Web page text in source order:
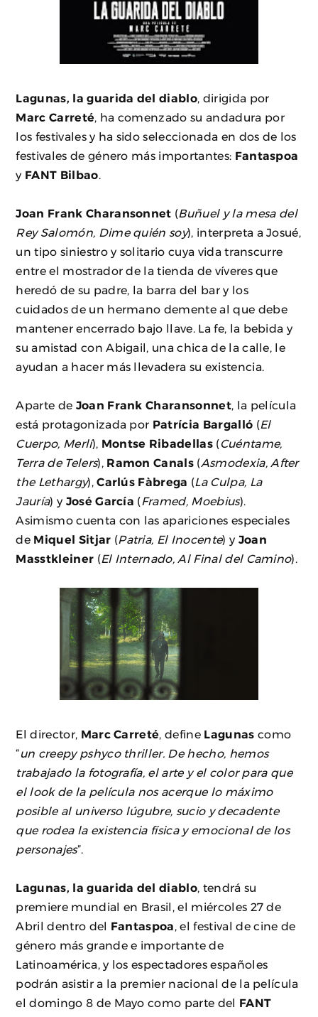
Lagunas, la guarida del diablo , dirigida por
Marc Carreté , ha comenzado su andadura por
los festivales y ha sido seleccionada en dos de los
festivales de género más importantes: Fantaspoa
y FANT Bilbao
Joan Frank Charansonnet (Buñuel y la mesa del
Rey Salomón, Dime quién soy), interpreta a Josué,
un tipo siniestro y solitario cuya vida transcurre
entre el mostrador de la tienda de víveres que
heredó de su padre, la barra del bar y los
cuidados de un hermano demente al que debe
mantener encerrado bajo llave. La fe, la bebida y
su amistad con Abigail, una chica de la calle, le
ayudan a hacer más llevadera su existencia.
Aparte de Joan Frank Charansonnet, la película
está protagonizada por Patrícia Bargalló (El
Cuerpo, Merlí), Montse Ribadellas (Cuéntame,
Terra de Telers), Ramon Canals (Asmodexia, After
the Lethargy),Carlús Fàbrega (La Culpa, La
Jauría) y José García (Framed, Moebius).
Asimismo cuenta con las apariciones especiales
de Miquel Sitjar (Patria, El Inocente) y Joan
Masstkleiner (El Internado, Al Final del Camino).
El director, Marc Carreté , define Lagunas como
“un creepy pshyco thriller. De hecho, hemos
trabajado la fotografía, el arte y el color para que
el look de la película nos acerque lo máximo
posible al universo lúgubre, sucio y decadente
que rodea la existencia física y emocional de los
personajes”.
Lagunas, la guarida del diablo , tendrá su
premiere mundial en Brasil, el miércoles 27 de
Abril dentro del Fantaspoa , el festival de cine de
género más grande e importante de
Latinoamérica, y los espectadores españoles
podrán asistir a la premier nacional de la película
el domingo 8 de Mayo como parte del FANT